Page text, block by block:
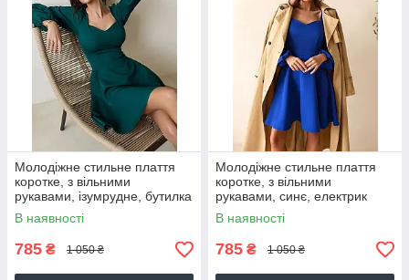
Молодіжне стильне плаття
коротке, з вільними
рукавами, ізумрудне, бутилка
В наявності
785 ₴ 1 050 ₴
Молодіжне стильне плаття
коротке, з вільними
рукавами, синє, електрик
В наявності
785 ₴ 1 050 ₴